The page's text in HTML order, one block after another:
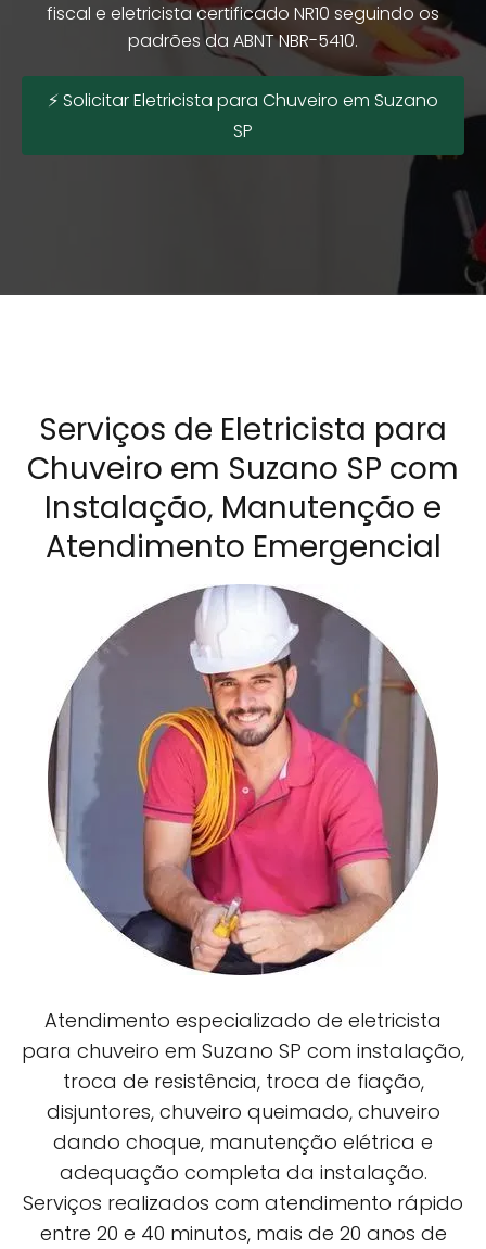
fiscal e eletricista certificado NR10 seguindo os
padrões da ABNT NBR-5410.
⚡ Solicitar Eletricista para Chuveiro em Suzano
SP
Serviços de Eletricista para
Chuveiro em Suzano SP com
Instalação, Manutenção e
Atendimento Emergencial
Atendimento especializado de eletricista
para chuveiro em Suzano SP com instalação,
troca de resistência, troca de fiação,
disjuntores, chuveiro queimado, chuveiro
dando choque, manutenção elétrica e
adequação completa da instalação.
Serviços realizados com atendimento rápido
entre 20 e 40 minutos, mais de 20 anos de